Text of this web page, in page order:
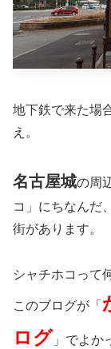
地下鉄で来た場
え。
名古屋城の周
コ」にちなんだ
街があります。
シャチホコって
このブログが「
ログ 」でよか